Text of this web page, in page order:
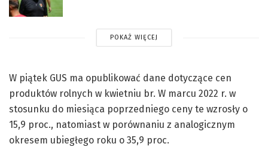
POKAŻ WIĘCEJ
W piątek GUS ma opublikować dane dotyczące cen
produktów rolnych w kwietniu br. W marcu 2022 r. w
stosunku do miesiąca poprzedniego ceny te wzrosły o
15,9 proc., natomiast w porównaniu z analogicznym
okresem ubiegłego roku o 35,9 proc.